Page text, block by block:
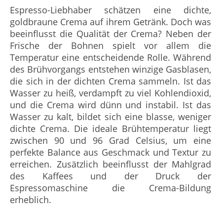
Espresso-Liebhaber schätzen eine dichte,
goldbraune Crema auf ihrem Getränk. Doch was
beeinflusst die Qualität der Crema? Neben der
Frische der Bohnen spielt vor allem die
Temperatur eine entscheidende Rolle. Während
des Brühvorgangs entstehen winzige Gasblasen,
die sich in der dichten Crema sammeln. Ist das
Wasser zu heiß, verdampft zu viel Kohlendioxid,
und die Crema wird dünn und instabil. Ist das
Wasser zu kalt, bildet sich eine blasse, weniger
dichte Crema. Die ideale Brühtemperatur liegt
zwischen 90 und 96 Grad Celsius, um eine
perfekte Balance aus Geschmack und Textur zu
erreichen. Zusätzlich beeinflusst der Mahlgrad
des Kaffees und der Druck der
Espressomaschine die Crema-Bildung
erheblich.